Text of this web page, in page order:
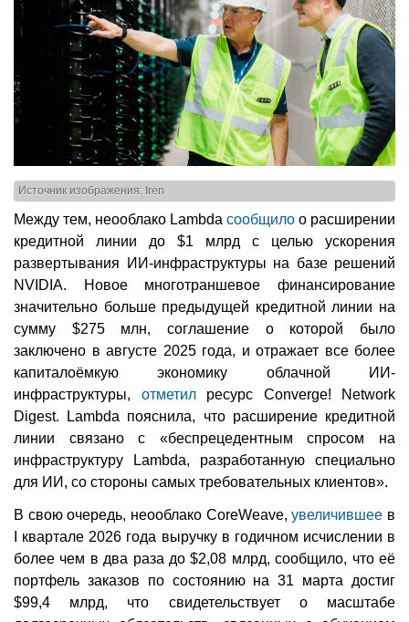
Источник изображения: Iren
Между тем, неооблако Lambda сообщило о расширении
кредитной линии до $1 млрд с целью ускорения
развертывания ИИ-инфраструктуры на базе решений
NVIDIA. Новое многотраншевое финансирование
значительно больше предыдущей кредитной линии на
сумму $275 млн, соглашение о которой было
заключено в августе 2025 года, и отражает все более
капиталоёмкую экономику облачной ИИ-
инфраструктуры, отметилресурс Converge! Network
Digest. Lambda пояснила, что расширение кредитной
линии связано с «беспрецедентным спросом на
инфраструктуру Lambda, разработанную специально
для ИИ, со стороны самых требовательных клиентов».
В свою очередь, неооблако CoreWeave,увеличившее в
I квартале 2026 года выручку в годичном исчислении в
более чем в два раза до $2,08 млрд, сообщило, что её
портфель заказов по состоянию на 31 марта достиг
$99,4 млрд, что свидетельствует о масштабе